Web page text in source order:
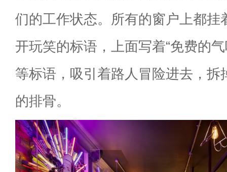
们的工作状态。所有的窗户上都挂
开玩笑的标语，上面写着“免费的气
等标语，吸引着路人冒险进去，拆
的排骨。